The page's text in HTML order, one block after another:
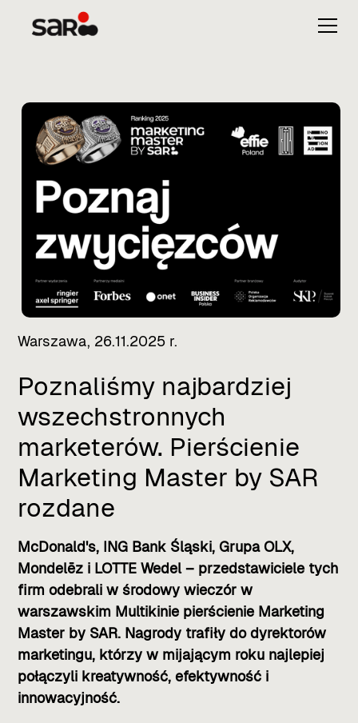
Warszawa, 26.11.2025 r.
Poznaliśmy najbardziej
wszechstronnych
marketerów. Pierścienie
Marketing Master by SAR
rozdane
McDonald's, ING Bank Śląski, Grupa OLX,
Mondelēz i LOTTE Wedel – przedstawiciele tych
firm odebrali w środowy wieczór w
warszawskim Multikinie pierścienie Marketing
Master by SAR. Nagrody trafiły do dyrektorów
marketingu, którzy w mijającym roku najlepiej
połączyli kreatywność, efektywność i
innowacyjność.